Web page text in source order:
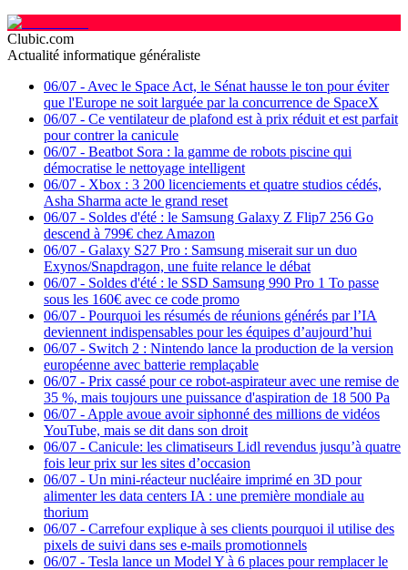
Clubic.com
Actualité informatique généraliste
06/07 - Avec le Space Act, le Sénat hausse le ton pour éviter
que l'Europe ne soit larguée par la concurrence de SpaceX
06/07 - Ce ventilateur de plafond est à prix réduit et est parfait
pour contrer la canicule
06/07 - Beatbot Sora : la gamme de robots piscine qui
démocratise le nettoyage intelligent
06/07 - Xbox : 3 200 licenciements et quatre studios cédés,
Asha Sharma acte le grand reset
06/07 - Soldes d'été : le Samsung Galaxy Z Flip7 256 Go
descend à 799€ chez Amazon
06/07 - Galaxy S27 Pro : Samsung miserait sur un duo
Exynos/Snapdragon, une fuite relance le débat
06/07 - Soldes d'été : le SSD Samsung 990 Pro 1 To passe
sous les 160€ avec ce code promo
06/07 - Pourquoi les résumés de réunions générés par l’IA
deviennent indispensables pour les équipes d’aujourd’hui
06/07 - Switch 2 : Nintendo lance la production de la version
européenne avec batterie remplaçable
06/07 - Prix cassé pour ce robot-aspirateur avec une remise de
35 %, mais toujours une puissance d'aspiration de 18 500 Pa
06/07 - Apple avoue avoir siphonné des millions de vidéos
YouTube, mais se dit dans son droit
06/07 - Canicule: les climatiseurs Lidl revendus jusqu’à quatre
fois leur prix sur les sites d’occasion
06/07 - Un mini-réacteur nucléaire imprimé en 3D pour
alimenter les data centers IA : une première mondiale au
thorium
06/07 - Carrefour explique à ses clients pourquoi il utilise des
pixels de suivi dans ses e-mails promotionnels
06/07 - Tesla lance un Model Y à 6 places pour remplacer le